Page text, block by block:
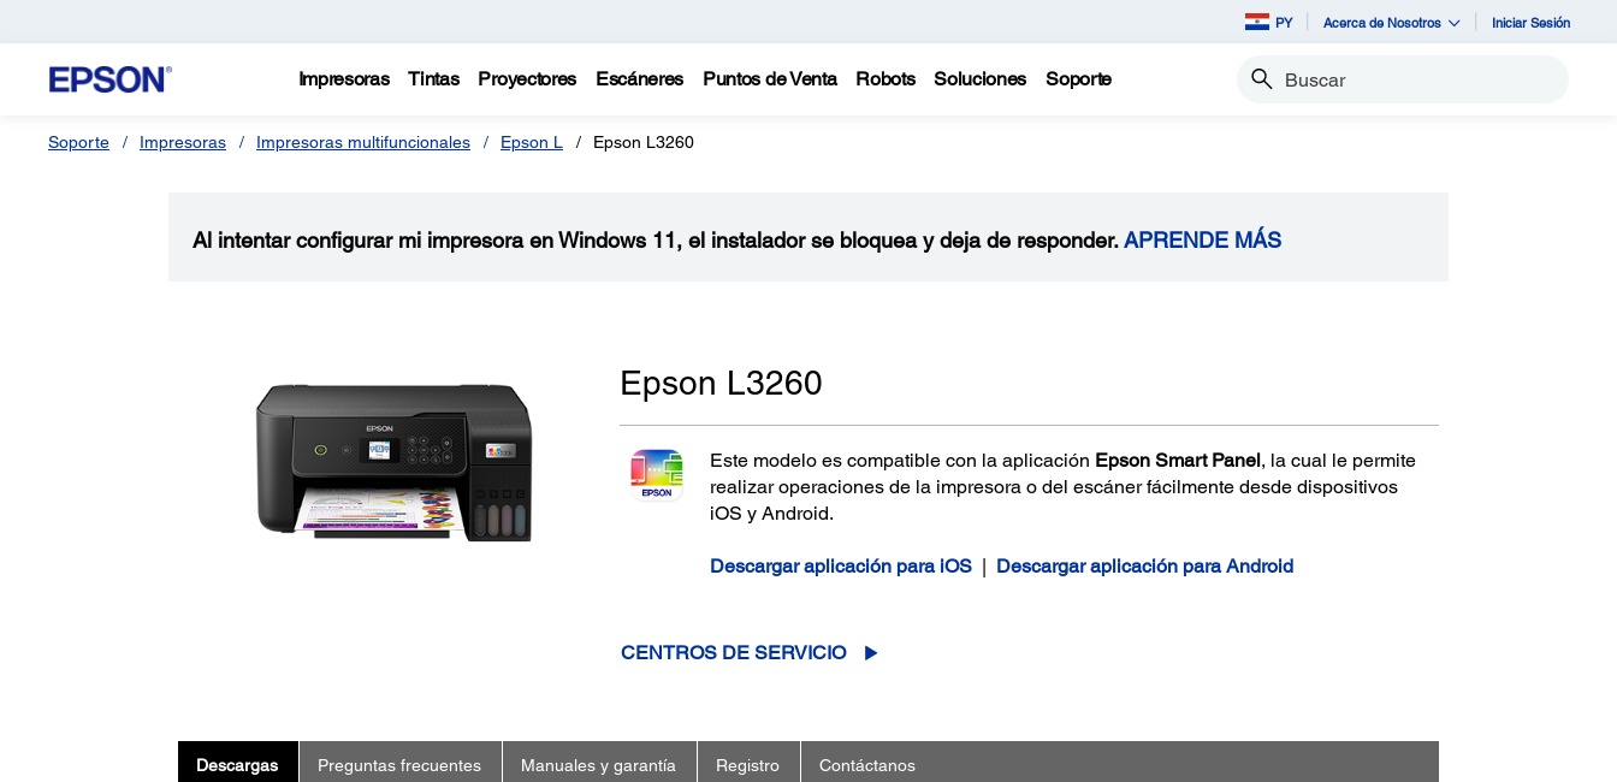
PY Acerca de Nosotros Iniciar Sesión
Impresoras Tintas Proyectores Escáneres Puntos de Venta Robots Soluciones Soporte Buscar
Soporte Impresoras Impresoras multifuncionales Epson L Epson L3260
Al intentar configurar mi impresora en Windows 11, el instalador se bloquea y deja de responder.APRENDE MÁS
Epson L3260
Este modelo es compatible con la aplicación Epson Smart Panel, la cual le permite
realizar operaciones de la impresora o del escáner fácilmente desde dispositivos
iOS y Android.
Descargar aplicación para iOS| Descargar aplicación para Android
CENTROS DE SERVICIO
Descargas Preguntas frecuentes Manuales y garantía Registro Contáctanos